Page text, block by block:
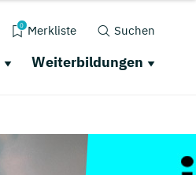
0 Merkliste Suchen
Weiterbildungen